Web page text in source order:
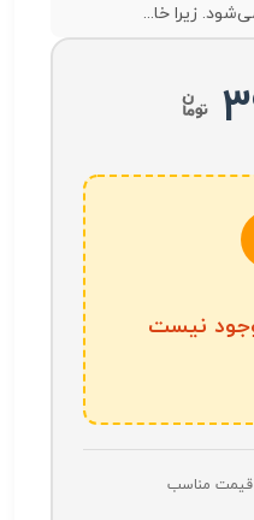
زیرا خا...
نیست
قیمت مناسب